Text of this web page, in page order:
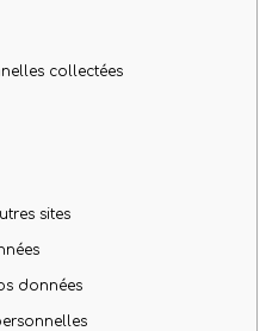
collectées
sites
données